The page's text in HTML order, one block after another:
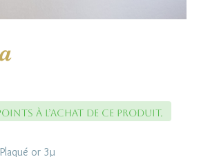
à l’achat de ce produit.
or 3µ